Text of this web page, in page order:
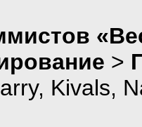
>
, Kivals,